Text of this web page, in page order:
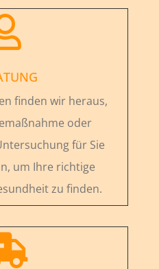
finden wir heraus,
oder
für Sie
um Ihre richtige
zu finden.